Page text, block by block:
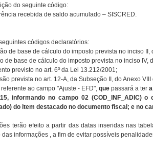
do seguinte código:
recebida de saldo acumulado – SISCRED.
códigos declaratórios:
de base de cálculo do imposto prevista no inciso II,
de base de cálculo do imposto prevista no inciso IV,
previsto no art. 6º da Lei 13.212/2001;
prevista no art. 12-A, da Subseção II, do Anexo
ao campo "Ajuste - EFD", que passará a ter a
informando no campo 02 (COD_INF_ADIC)
do item destacado no documento fiscal; e no
terão efeito a partir das datas inseridas nas
informações , a fim de evitar possíveis